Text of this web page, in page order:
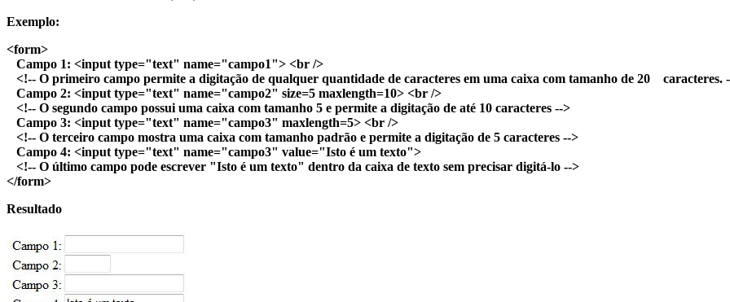
Exemplo:
<form>
Campo 1: <input type="text" name="campo1"> <br />
<!-- O primeiro campo permite a digitação de qualquer quantidade de caracteres em uma caixa com tamanho de 20 caracteres.
Campo 2: <input type="text" name="campo2" size=5 maxlength=10> <br />
<!-- O segundo campo possui uma caixa com tamanho 5 e permite a digitação de até 10 caracteres -->
Campo 3: <input type="text" name="campo3" maxlength=5> <br />
<!-- O terceiro campo mostra uma caixa com tamanho padrão e permite a digitação de 5 caracteres -->
Campo 4: <input type="text" name="campo3" value="Isto é um texto">
<!-- O último campo pode escrever "Isto é um texto" dentro da caixa de texto sem precisar digitá-lo -->
</form>
Resultado